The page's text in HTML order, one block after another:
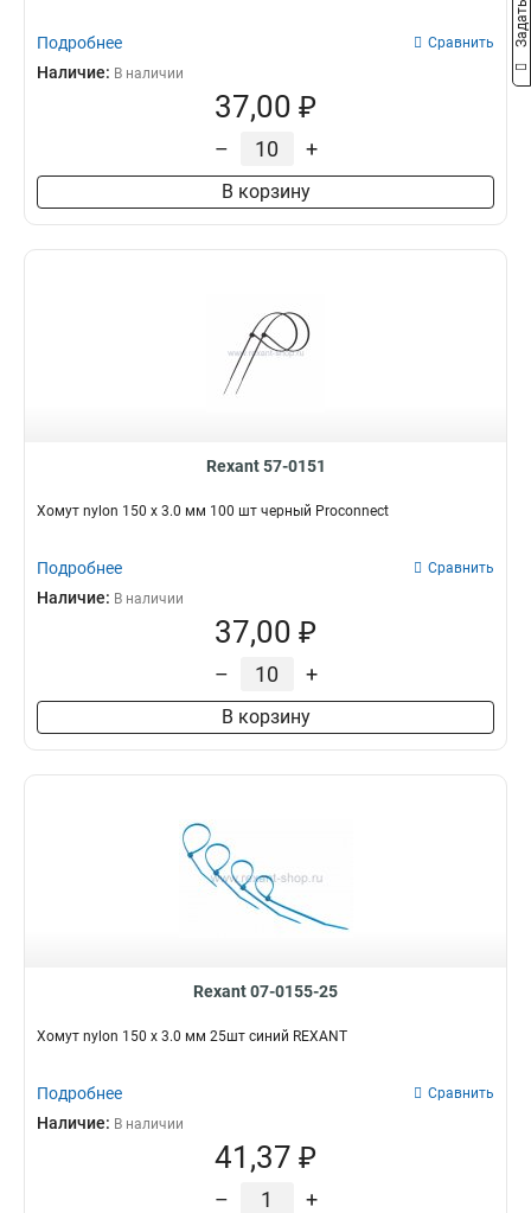
Подробнее Сравнить
Наличие: В наличии
37,00 ₽
– +
В корзину
Rexant 57-0151
Хомут nylon 150 х 3.0 мм 100 шт черный Proconnect
Подробнее Сравнить
Наличие: В наличии
37,00 ₽
– +
В корзину
Rexant 07-0155-25
Хомут nylon 150 х 3.0 мм 25шт синий REXANT
Подробнее Сравнить
Наличие: В наличии
41,37 ₽
– +